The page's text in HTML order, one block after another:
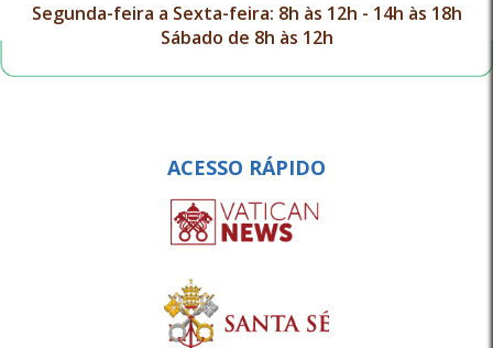
Segunda-feira a Sexta-feira: 8h às 12h - 14h às 18h
Sábado de 8h às 12h
ACESSO RÁPIDO